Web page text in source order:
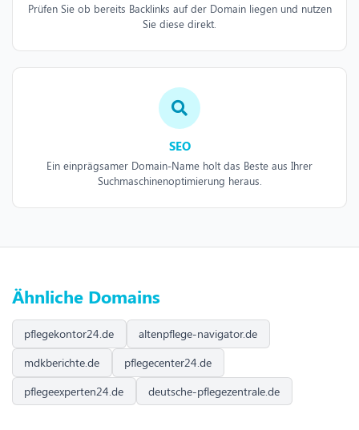
Prüfen Sie ob bereits Backlinks auf der Domain liegen und nutzen
Sie diese direkt.
SEO
Ein einprägsamer Domain-Name holt das Beste aus Ihrer
Suchmaschinenoptimierung heraus.
Ähnliche Domains
pflegekontor24.de
altenpflege-navigator.de
mdkberichte.de
pflegecenter24.de
pflegeexperten24.de
deutsche-pflegezentrale.de